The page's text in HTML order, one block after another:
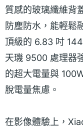
質感的玻璃纖維背
防塵防水，能輕鬆
頂級的 6.83 吋
天璣 9500 處理器
的超大電量與
脫電量焦慮。
在影像體驗上，